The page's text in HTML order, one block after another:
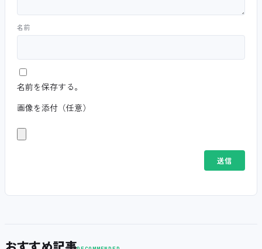
名前
名前を保存する。
画像を添付（任意）